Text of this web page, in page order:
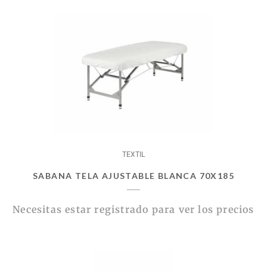
TEXTIL
SABANA TELA AJUSTABLE BLANCA 70X185
Necesitas estar registrado para ver los precios